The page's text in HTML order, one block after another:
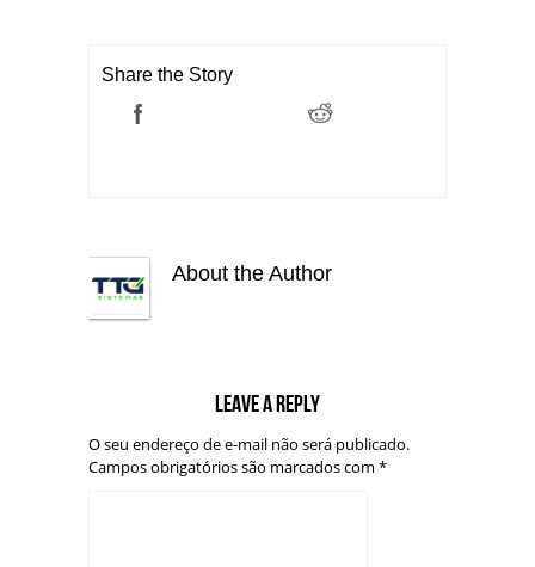
Share the Story
About the Author
Leave a reply
O seu endereço de e-mail não será publicado.
Campos obrigatórios são marcados com *